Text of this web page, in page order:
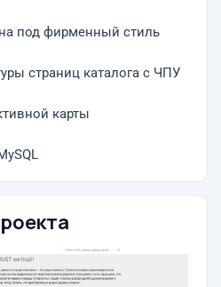
под фирменный стиль
страниц каталога с ЧПУ
карты